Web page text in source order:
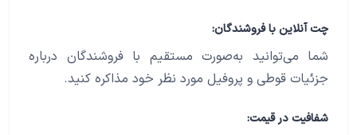
چت آنلاین با فروشندگان:
شما می‌توانید به‌صورت مستقیم با فروشندگان درباره
جزئیات قوطی و پروفیل مورد نظر خود مذاکره کنید.
شفافیت در قیمت: